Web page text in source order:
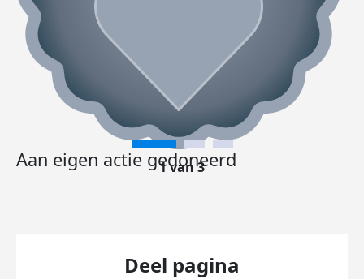
Aan eigen actie gedoneerd
1 van 3
Deel pagina